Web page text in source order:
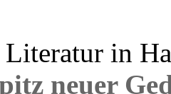
in
neuer